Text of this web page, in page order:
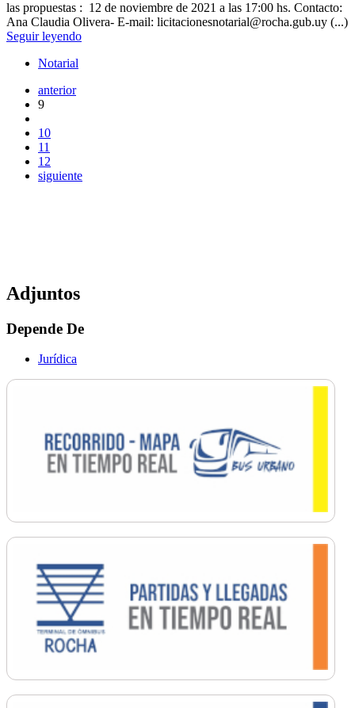
las propuestas : 12 de noviembre de 2021 a las 17:00 hs. Contacto:
Ana Claudia Olivera- E-mail: licitacionesnotarial@rocha.gub.uy (...)
Seguir leyendo
Notarial
anterior
9
10
11
12
siguiente
Adjuntos
Depende De
Jurídica